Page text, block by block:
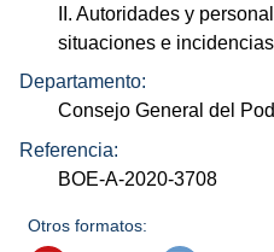
II. Autoridades y personal
situaciones e incidencias
Departamento:
Consejo General del
Referencia:
BOE-A-2020-3708
Otros formatos: